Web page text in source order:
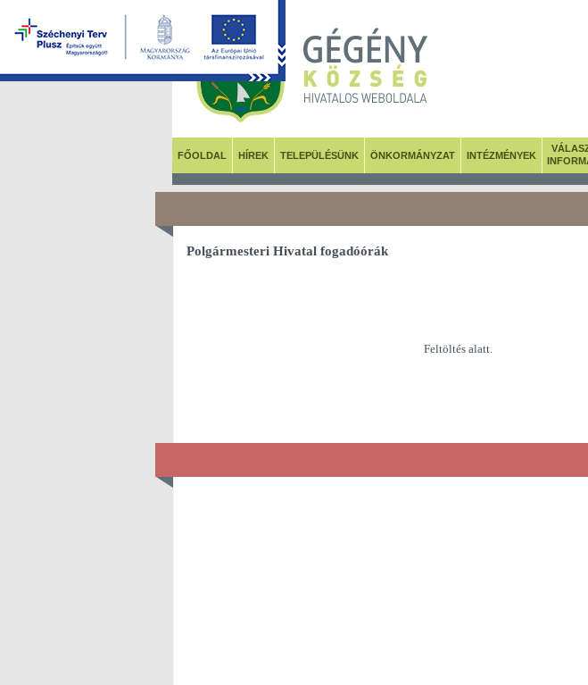
FŐOLDAL HÍREK TELEPÜLÉSÜNK ÖNKORMÁNYZAT INTÉZMÉNYEK
Polgármesteri Hivatal fogadóórák
Feltöltés alatt.